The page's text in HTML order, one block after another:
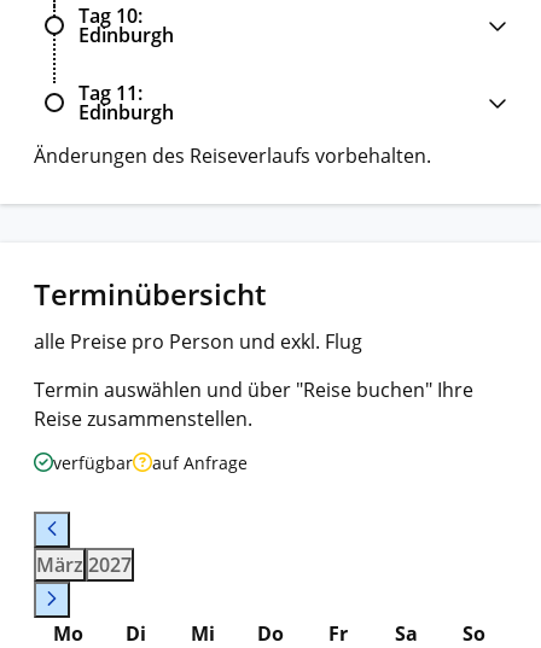
Tag 10
Edinburgh
Tag 11
Edinburgh
Änderungen des Reiseverlaufs vorbehalten.
Terminübersicht
alle Preise pro Person und exkl. Flug
Termin auswählen und über "Reise buchen" Ihre
Reise zusammenstellen.
verfügbar auf Anfrage
März 2027
Mo Di Mi Do Fr Sa So